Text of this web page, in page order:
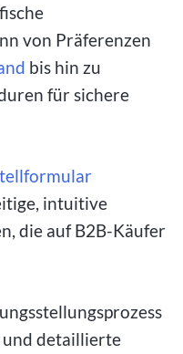
von Präferenzen
bis hin zu
für sichere
intuitive
die auf B2B-Käufer
und detaillierte